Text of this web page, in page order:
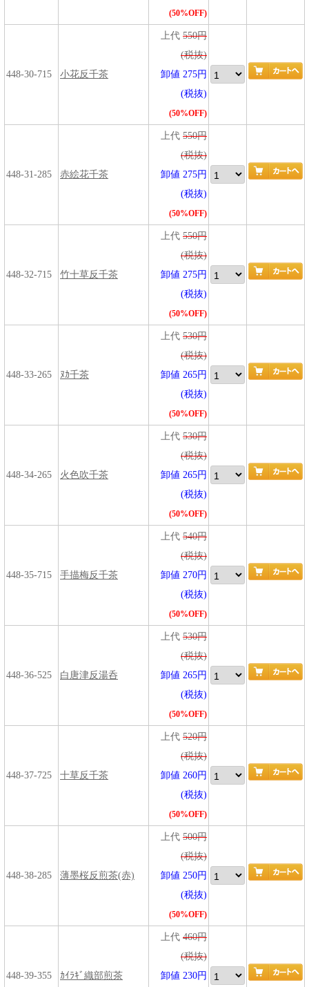
(50%OFF)
448-30-715 小花反千茶
上代 550円
(税抜)
卸値 275円
(税抜)
(50%OFF)
448-31-285 赤絵花千茶
上代 550円
(税抜)
卸値 275円
(税抜)
(50%OFF)
448-32-715 竹十草反千茶
上代 550円
(税抜)
卸値 275円
(税抜)
(50%OFF)
448-33-265 ﾇｶ千茶
上代 530円
(税抜)
卸値 265円
(税抜)
(50%OFF)
448-34-265 火色吹千茶
上代 530円
(税抜)
卸値 265円
(税抜)
(50%OFF)
448-35-715 手描梅反千茶
上代 540円
(税抜)
卸値 270円
(税抜)
(50%OFF)
448-36-525 白唐津反湯呑
上代 530円
(税抜)
卸値 265円
(税抜)
(50%OFF)
448-37-725 十草反千茶
上代 520円
(税抜)
卸値 260円
(税抜)
(50%OFF)
448-38-285 薄墨桜反煎茶(赤)
上代 500円
(税抜)
卸値 250円
(税抜)
(50%OFF)
448-39-355 ｶｲﾗｷﾞ織部煎茶
上代 460円
(税抜)
卸値 230円